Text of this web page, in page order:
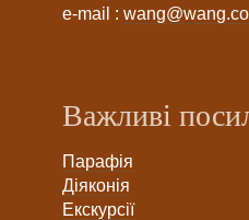
e-mail :
Важливі
Парафія
Діяконія
Екскурсії